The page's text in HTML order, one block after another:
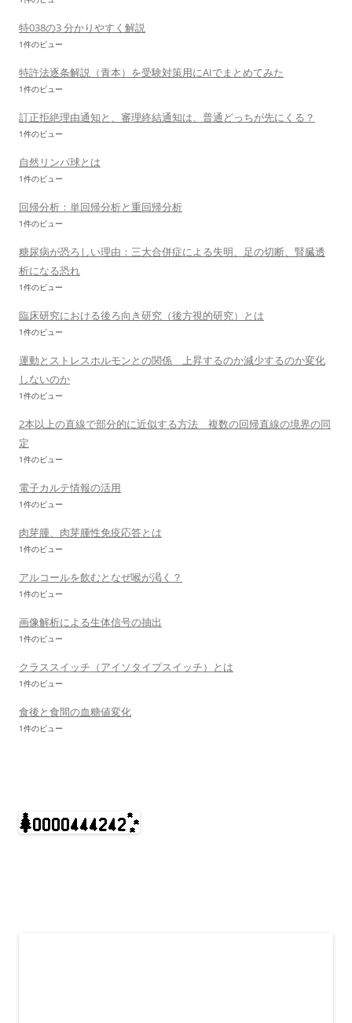
特038の3 分かりやすく解説
1件のビュー
特許法逐条解説（青本）を受験対策用にAIでまとめてみた
1件のビュー
訂正拒絶理由通知と、審理終結通知は、普通どっちが先にくる？
1件のビュー
自然リンパ球とは
1件のビュー
回帰分析：単回帰分析と重回帰分析
1件のビュー
糖尿病が恐ろしい理由：三大合併症による失明、足の切断、腎臓透
析になる恐れ
1件のビュー
臨床研究における後ろ向き研究（後方視的研究）とは
1件のビュー
運動とストレスホルモンとの関係 上昇するのか減少するのか変化
しないのか
1件のビュー
2本以上の直線で部分的に近似する方法 複数の回帰直線の境界の同
定
1件のビュー
電子カルテ情報の活用
1件のビュー
肉芽腫、肉芽腫性免疫応答とは
1件のビュー
アルコールを飲むとなぜ喉が渇く？
1件のビュー
画像解析による生体信号の抽出
1件のビュー
クラススイッチ（アイソタイプスイッチ）とは
1件のビュー
食後と食間の血糖値変化
1件のビュー